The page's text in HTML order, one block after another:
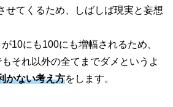
せてくるため、しばしば現実と妄想
10にも100にも増幅されるため、
それ以外の全てまでダメというよ
かない考え方をします。